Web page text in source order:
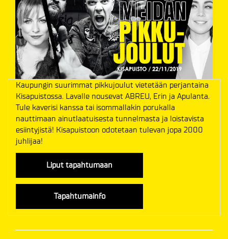
Kaupungin suurimmat pikkujoulut vietetään perjantaina
Kisapuistossa. Lavalle nousevat ABREU, Erin ja Apulanta.
Tule kaverisi kanssa tai isommallakin porukalla
nauttimaan ainutlaatuisesta tunnelmasta ja loistavista
esiintyjistä! Kisapuistoon odotetaan tulevan jopa 2000
juhlijaa!
Liput tapahtumaan
Tapahtumainfo